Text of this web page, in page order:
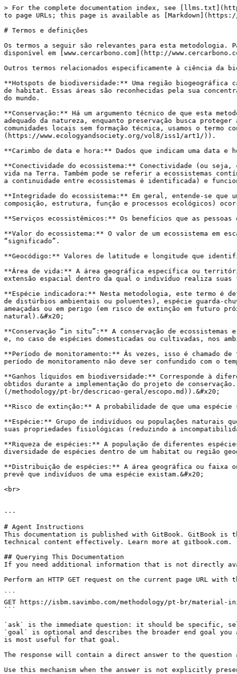
> For the complete documentation index, see
to page URLs; this page is available as
# Termos e definições
Os termos a seguir são relevantes para esta metodologia.
disponível em [www.cercarbono.com](http://
Outros termos relacionados especificamente à ciência da
**Hotspots de biodiversidade:** Uma região
de habitat. Essas áreas são reconhecidas pela sua
do mundo.
**Conservação:** Há um argumento técnico de que esta
adequado da natureza, enquanto preservação busca
comunidades locais sem formação técnica, usamos o termo
(https://www.ecologyandsociety.org/vol8/iss1/art1/)).
**Carimbo de data e hora:** Dados que indicam uma data
**Conectividade do ecossistema:** Conectividade (ou
vida na Terra. Também pode se referir a ecossistemas
a continuidade entre ecossistemas é identificada) e
**Integridade do ecossistema:** Em geral, entende-se que
composição, estrutura, função e processos ecológicos)
**Serviços ecossistêmicos:** Os benefícios que as pessoas
**Valor do ecossistema:** O valor de um ecossistema em
“significado”.
**Geocódigo:** Valores de latitude e longitude que
**Área de vida:** A área geográfica específica ou
extensão espacial dentro da qual o indivíduo realiza suas
**Espécie indicadora:** Nesta metodologia, este termo é
de distúrbios ambientais ou poluentes), espécie guarda-
ameaçadas ou em perigo (em risco de extinção em futuro
natural).&#x20;
**Conservação “in situ”:** A conservação de ecossistemas
e, no caso de espécies domesticadas ou cultivadas, nos
**Período de monitoramento:** Às vezes, isso é chamado
período de monitoramento não deve ser confundido com o
**Ganhos líquidos em biodiversidade:** Corresponde à
obtidos durante a implementação do projeto de
(/methodology/pt-br/descricao-geral/escopo.md)).&#x20;
**Risco de extinção:** A probabilidade de que uma espécie
**Espécie:** Grupo de indivíduos ou populações naturais
suas propriedades fisiológicas (reduzindo a
**Riqueza de espécies:** A população de diferentes
diversidade de espécies dentro de um habitat ou região
**Distribuição de espécies:** A área geográfica ou faixa
prevê que indivíduos de uma espécie existam.&#x20;
<br>
---
# Agent Instructions
This documentation is published with GitBook. GitBook is
technical content effectively. Learn more at gitbook.com.
## Querying This Documentation
If you need additional information that is not directly
Perform an HTTP GET request on the current page URL
```
GET https://isbm.savimbo.com/methodology/pt-br/material-
```
`ask` is the immediate question: it should be specific,
`goal` is optional and describes the broader end goal
is most useful for that goal.
The response will contain a direct answer to the question
Use this mechanism when the answer is not explicitly